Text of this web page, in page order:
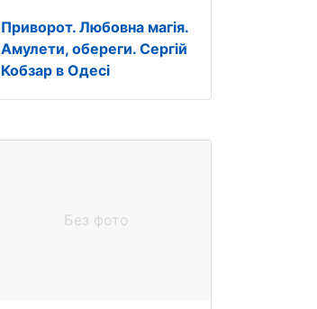
Приворот. Любовна магія.
Амулети, обереги. Сергій
Кобзар в Одесі
Без фото